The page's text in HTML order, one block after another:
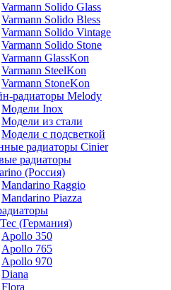
Varmann Solido Glass
Varmann Solido Bless
Varmann Solido Vintage
Varmann Solido Stone
Varmann GlassKon
Varmann SteelKon
Varmann StoneKon
радиаторы Melody
Модели Inox
Модели из стали
Модели с подсветкой
радиаторы Cinier
радиаторы
(Россия)
Mandarino Raggio
Mandarino Piazza
(Германия)
Apollo 350
Apollo 765
Apollo 970
Diana
Flora